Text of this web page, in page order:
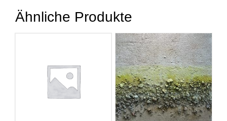
Ähnliche Produkte